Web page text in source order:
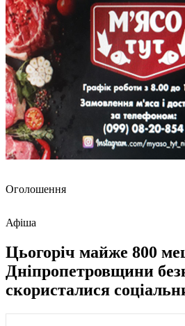
Оголошення
Афіша
Цьогоріч майже 800
Дніпропетровщини
скористалися